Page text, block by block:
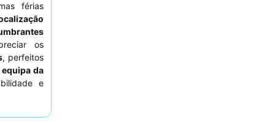
férias
os
, perfeitos
equipa da
e